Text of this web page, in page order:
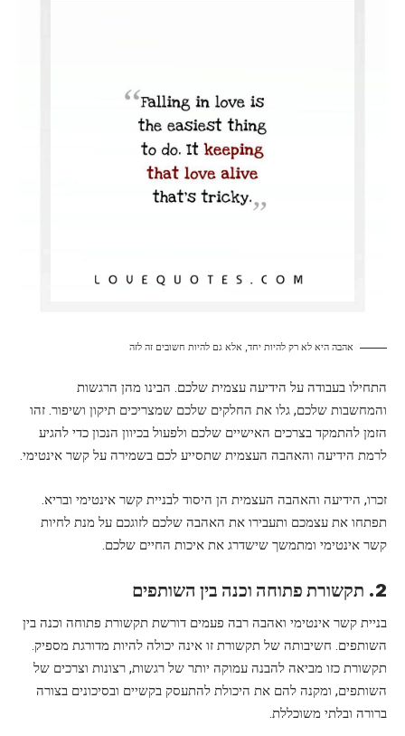
אהבה היא לא רק להיות יחד, אלא גם להיות חשובים זה לזה
התחילו בעבודה על הידיעה עצמית שלכם. הבינו מהן הרגשות
והמחשבות שלכם, גלו את החלקים שלכם שמצריכים תיקון ושיפור. זהו
הזמן להתמקד בצרכים האישיים שלכם ולפעול בכיוון הנכון כדי להגיע
לרמת הידיעה והאהבה העצמית שתסייע לכם בשמירה על קשר אינטימי.
זכרו, הידיעה והאהבה העצמית הן היסוד לבניית קשר אינטימי ובריא.
תפתחו את עצמכם ותעבירו את האהבה שלכם לזוגכם על מנת לחיות
קשר אינטימי ומתמשך שישדרג את איכות החיים שלכם.
2. תקשורת פתוחה וכנה בין השותפים
בניית קשר אינטימי ואהבה רבה פעמים דורשת תקשורת פתוחה וכנה בין
השותפים. חשיבותה של תקשורת זו אינה יכולה להיות מדורגת מספיק.
תקשורת כזו מביאה להבנה עמוקה יותר של רגשות, רצונות וצרכים של
השותפים, ומקנה להם את היכולת להתעסק בקשיים ובסיכונים בצורה
ברורה ובלתי משוכללת.